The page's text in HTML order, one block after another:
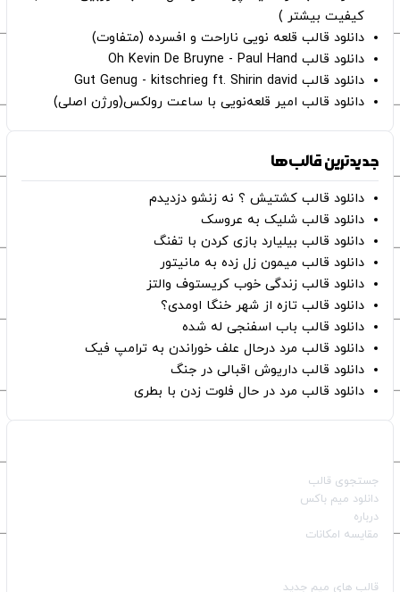
کیفیت بیشتر )
دانلود قالب قلعه نویی ناراحت و افسرده (متفاوت)
دانلود قالب Oh Kevin De Bruyne - Paul Hand
دانلود قالب Gut Genug - kitschrieg ft. Shirin david
دانلود قالب امیر قلعه‌نویی با ساعت رولکس(ورژن اصلی)
جدیدترین قالب‌ها
دانلود قالب کشتیش ؟ نه زنشو دزدیدم
دانلود قالب شلیک به عروسک
دانلود قالب بیلیارد بازی کردن با تفنگ
دانلود قالب میمون زل زده به مانیتور
دانلود قالب زندگی خوب کریستوف والتز
دانلود قالب تازه از شهر خنگا اومدی؟
دانلود قالب باب اسفنجی له شده
دانلود قالب مرد درحال علف خوراندن به ترامپ فیک
دانلود قالب داریوش اقبالی در جنگ
دانلود قالب مرد در حال فلوت زدن با بطری
جستجوی قالب
دانلود میم باکس
درباره
مقایسه امکانات
قالب‌ های میم جدید